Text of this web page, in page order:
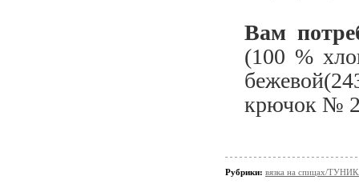
Вам
(100 %
крючок №
Рубрики: вязка на спицах/